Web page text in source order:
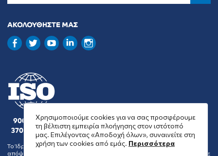
ΑΚΟΛΟΥΘΗΣΤΕ ΜΑΣ
9001 : 2015
37001 : 2025
Το Ίδρυμα Μποδοσάκη δεν συμμερίζεται απαραίτητα τις θέσεις και
απόψεις των οργανώσεων που επιλέγει να επιχορηγήσει ή να ενισχύσει με
Χρησιμοποιούμε cookies για να σας προσφέρουμε
τη βέλτιστη εμπειρία πλοήγησης στον ιστότοπό
μας. Επιλέγοντας «Αποδοχή όλων», συναινείτε στη
χρήση των cookies από εμάς. Περισσότερα